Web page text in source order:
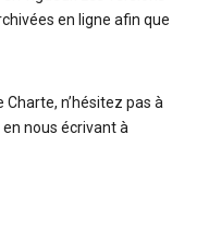
en ligne afin que
n’hésitez pas à
nous écrivant à